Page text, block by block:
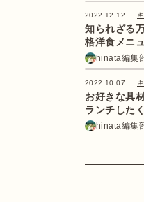
2022.12.12
知られざる
格洋食メニ
hinata編集
2022.10.07
お好きな具
ランチした
hinata編集